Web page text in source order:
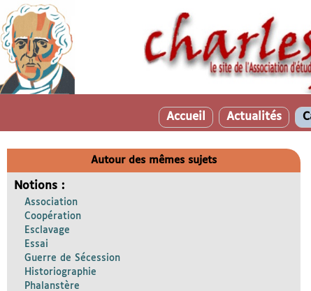
Accueil Actualités
Autour des mêmes sujets
Notions :
Association
Coopération
Esclavage
Essai
Guerre de Sécession
Historiographie
Phalanstère